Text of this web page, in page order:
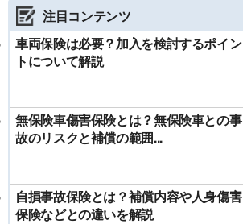
注目コンテンツ
車両保険は必要？加入を検討するポイン
トについて解説
無保険車傷害保険とは？無保険車との事
故のリスクと補償の範囲...
自損事故保険とは？補償内容や人身傷害
保険などとの違いを解説